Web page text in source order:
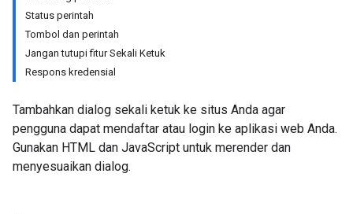
Status perintah
Tombol dan perintah
Jangan tutupi fitur Sekali Ketuk
Respons kredensial
Tambahkan dialog sekali ketuk ke situs Anda agar
pengguna dapat mendaftar atau login ke aplikasi web Anda.
Gunakan HTML dan JavaScript untuk merender dan
menyesuaikan dialog.